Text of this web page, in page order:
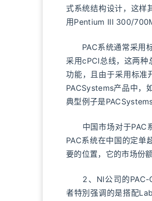
式系统结构设计，这样
用Pentium III 300/
PAC系统通常采用标
采用cPCI总线，这两
功能，且由于采用标准
PACSystems产品中，
典型例子是
中国市场对于PAC系
PAC系统在中国的定单
要的位置，它的市场份
2、NI公司的PAC-
者特別强调的是搭配